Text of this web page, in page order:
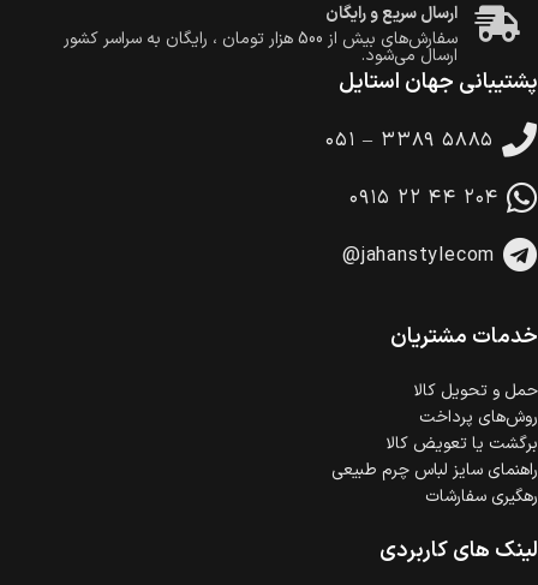
ارسال سریع و رایگان
سفارش‌های بیش از 500 هزار تومان ، رایگان به سراسر کشور
ارسال می‌شود.
ضمانت بازگشت کالا
در هنگام خرید محصول، امکان انتخاب پرداخت در محل
وجود دارد.
خرید اقساطی با شرایط آسان و بدون ضامن امکان‌پذیر
است.
گارانتی معتبر برای تمامی محصولات ارائه می‌شود.
پشتیبانی جهان استایل
۰۵۱ – ۳۳۸۹ ۵۸۸۵
۰۹۱۵ ۲۲ ۴۴ ۲۰۴
@jahanstylecom
خدمات مشتریان
حمل‌ و تحویل کالا
روش‌های پرداخت
برگشت یا تعویض کالا
راهنمای سایز لباس چرم طبیعی
رهگیری سفارشات
لینک های کاربردی